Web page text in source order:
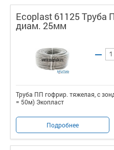
Ecoplast 61125 Труба
диам. 25мм
Труба ПП гофрир. тяжелая, с
= 50м) Экопласт
Подробнее